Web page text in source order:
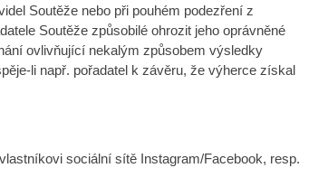
Soutěže nebo při pouhém podezření z
Soutěže způsobilé ohrozit jeho oprávněné
ovlivňující nekalým způsobem výsledky
li např. pořadatel k závěru, že výherce získal
sociální sítě Instagram/Facebook, resp.